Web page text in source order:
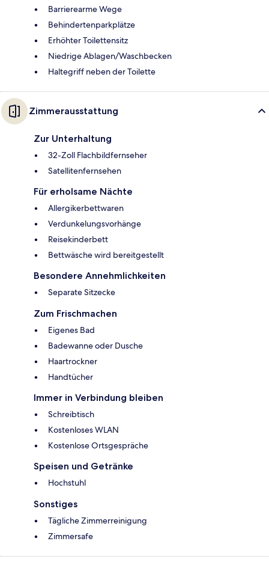
Barrierearme Wege
Behindertenparkplätze
Erhöhter Toilettensitz
Niedrige Ablagen/Waschbecken
Haltegriff neben der Toilette
Zimmerausstattung
Zur Unterhaltung
32-Zoll Flachbildfernseher
Satellitenfernsehen
Für erholsame Nächte
Allergikerbettwaren
Verdunkelungsvorhänge
Reisekinderbett
Bettwäsche wird bereitgestellt
Besondere Annehmlichkeiten
Separate Sitzecke
Zum Frischmachen
Eigenes Bad
Badewanne oder Dusche
Haartrockner
Handtücher
Immer in Verbindung bleiben
Schreibtisch
Kostenloses WLAN
Kostenlose Ortsgespräche
Speisen und Getränke
Hochstuhl
Sonstiges
Tägliche Zimmerreinigung
Zimmersafe